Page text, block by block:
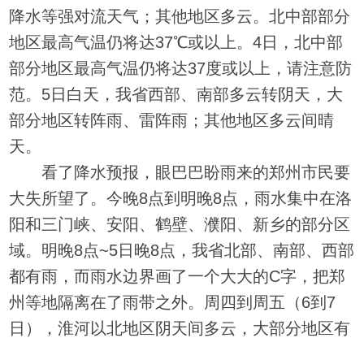
降水等强对流天气；其他地区多云。北中部部分
地区最高气温仍将达37℃或以上。4日，北中部
部分地区最高气温仍将达37度或以上，请注意防
范。5日白天，我省西部、南部多云转阴天，大
部分地区转阵雨、雷阵雨；其他地区多云间晴
天。
看了降水预报，眼巴巴盼雨来的郑州市民要
大失所望了。今晚8点到明晚8点，雨水集中在洛
阳和三门峡、安阳、鹤壁、濮阳、新乡的部分区
域。明晚8点~5日晚8点，我省北部、南部、西部
都有雨，而雨水边界画了一个大大的C字，把郑
州等地隔离在了雨带之外。周四到周五（6到7
日），淮河以北地区阴天间多云，大部分地区有